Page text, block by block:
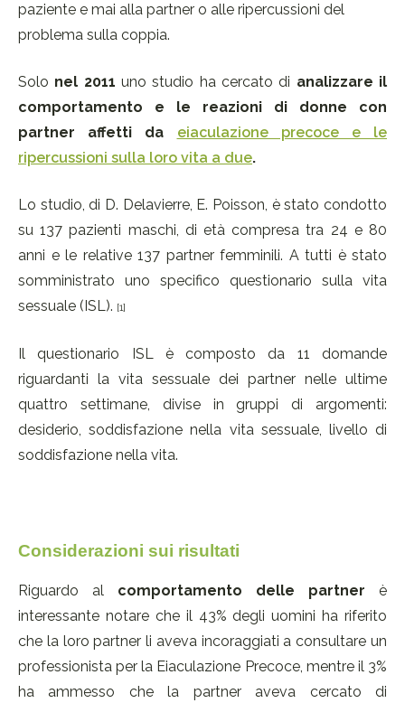
paziente e mai alla partner o alle ripercussioni del
problema sulla coppia.
Solo nel 2011 uno studio ha cercato di analizzare il
comportamento e le reazioni di donne con
partner affetti da eiaculazione precoce e le
ripercussioni sulla loro vita a due.
Lo studio, di D. Delavierre, E. Poisson, è stato condotto
su 137 pazienti maschi, di età compresa tra 24 e 80
anni e le relative 137 partner femminili. A tutti è stato
somministrato uno specifico questionario sulla vita
sessuale (ISL). [1]
Il questionario ISL è composto da 11 domande
riguardanti la vita sessuale dei partner nelle ultime
quattro settimane, divise in gruppi di argomenti:
desiderio, soddisfazione nella vita sessuale, livello di
soddisfazione nella vita.
Considerazioni sui risultati
Riguardo al comportamento delle partner è
interessante notare che il 43% degli uomini ha riferito
che la loro partner li aveva incoraggiati a consultare un
professionista per la Eiaculazione Precoce, mentre il 3%
ha ammesso che la partner aveva cercato di